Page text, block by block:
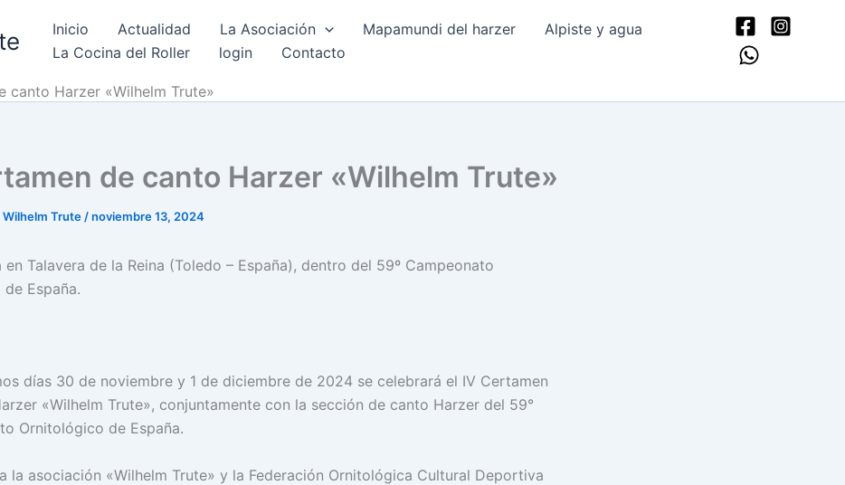
Inicio Actualidad La Asociación Mapamundi del harzer
Alpiste y agua
La Cocina del Roller
login Contacto
canto Harzer «Wilhelm Trute»
de canto Harzer «Wilhelm Trute»
Trute /noviembre 13, 2024
en Talavera de la Reina (Toledo – España), dentro del 59º Campeonato
España.
días 30 de noviembre y 1 de diciembre de 2024 se celebrará el IV Certamen
«Wilhelm Trute», conjuntamente con la sección de canto Harzer del 59°
Ornitológico de España.
la asociación «Wilhelm Trute» y la Federación Ornitológica Cultural Deportiva